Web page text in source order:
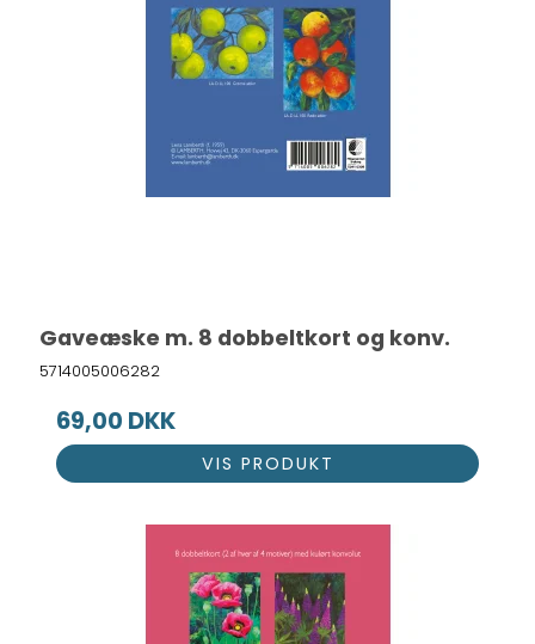
Gaveæske m. 8 dobbeltkort og konv.
5714005006282
69,00 DKK
VIS PRODUKT